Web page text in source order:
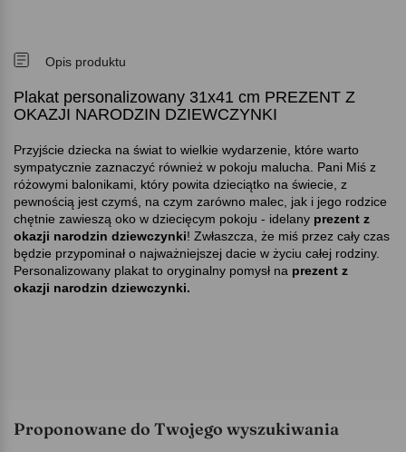
Opis produktu
Plakat personalizowany 31x41 cm PREZENT Z
OKAZJI NARODZIN DZIEWCZYNKI
Przyjście dziecka na świat to wielkie wydarzenie, które warto
sympatycznie zaznaczyć również w pokoju malucha. Pani Miś z
różowymi balonikami, który powita dzieciątko na świecie, z
pewnością jest czymś, na czym zarówno malec, jak i jego rodzice
chętnie zawieszą oko w dziecięcym pokoju - idelany prezent z
okazji narodzin dziewczynki! Zwłaszcza, że miś przez cały czas
będzie przypominał o najważniejszej dacie w życiu całej rodziny.
Personalizowany plakat to oryginalny pomysł na prezent z
okazji narodzin dziewczynki.
Proponowane do Twojego wyszukiwania